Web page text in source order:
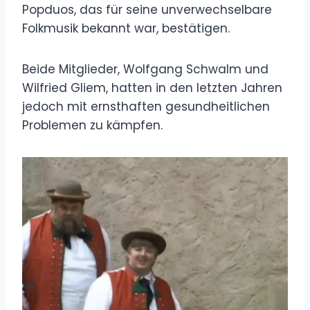
Popduos, das für seine unverwechselbare
Folkmusik bekannt war, bestätigen.
Beide Mitglieder, Wolfgang Schwalm und
Wilfried Gliem, hatten in den letzten Jahren
jedoch mit ernsthaften gesundheitlichen
Problemen zu kämpfen.